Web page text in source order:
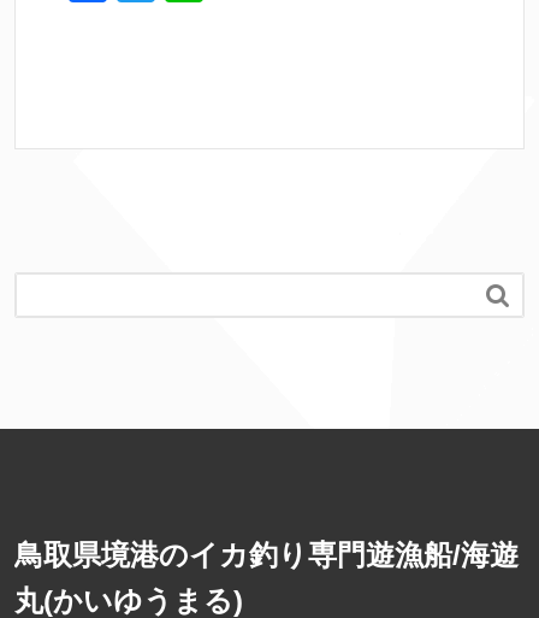
b

鳥取県境港のイカ釣り専門遊漁船/海遊
丸(かいゆうまる)